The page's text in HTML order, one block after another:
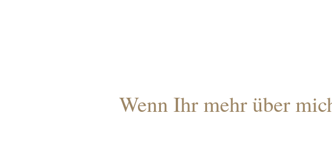
Wenn Ihr mehr über